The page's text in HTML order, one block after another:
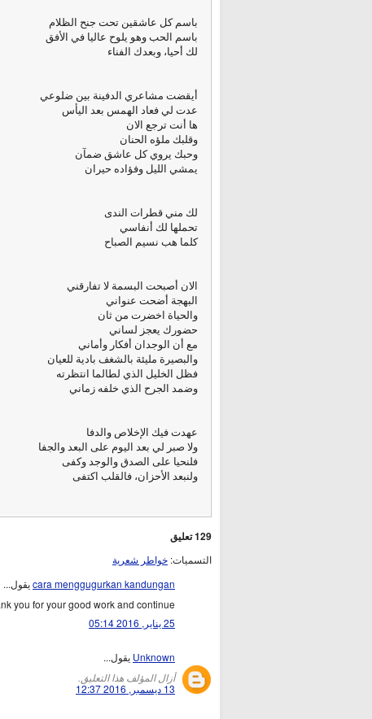
باسم كل عاشقين تحت جنح الظلام
باسم الحب وهو يلوح عاليا في الأفق
لك أحيا، وبعدك الفناء
أيقضت مشاعري الدفينة بين ضلوعي
عدت لي فعاد الهمس بعد اليأس
ها أنت ترجع الان
وقلبك ملؤه الحنان
وحبك يروي كل عاشق ضمآن
يمشي الليل وفؤاده حيران
لك مني قطرات الندى
تحملها لك أنفاسي
كلما هب نسيم الصباح
الان أصبحت البسمة لا تفارقني
البهجة أضحت عنواني
والحياة اخضرت من ثان
حضورك يعجز لساني
مع أن الوجدان أفكار وأماني
والبصيرة مليئة بالشغف بادية للعيان
فظل الخليل الذي لطالما انتظرته
وضمد الجرح الذي خلفه زماني
عهدت فيك الإخلاص والدفا
ولا صبر لي بعد اليوم على البعد والجفا
فلنحيا على الصدق والوجد وكفى
ولنبعد الأحزان، فالقلب اكتفى
129 تعليق
التسميات: خواطر شعرية
cara menggugurkan kandunganيقول...
you for your good work and continue.
25 يناير, 2016 05:14
Unknown يقول...
أزال المؤلف هذا التعليق.
13 ديسمبر, 2016 12:37